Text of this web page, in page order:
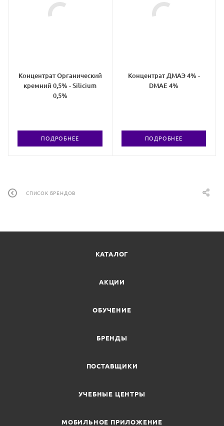
Концентрат Органический
кремний 0,5% - Silicium
0,5%
ПОДРОБНЕЕ
Концентрат ДМАЭ 4% -
DMAE 4%
ПОДРОБНЕЕ
СПИСОК БРЕНДОВ
КАТАЛОГ
АКЦИИ
ОБУЧЕНИЕ
БРЕНДЫ
ПОСТАВЩИКИ
УЧЕБНЫЕ ЦЕНТРЫ
МОБИЛЬНОЕ ПРИЛОЖЕНИЕ